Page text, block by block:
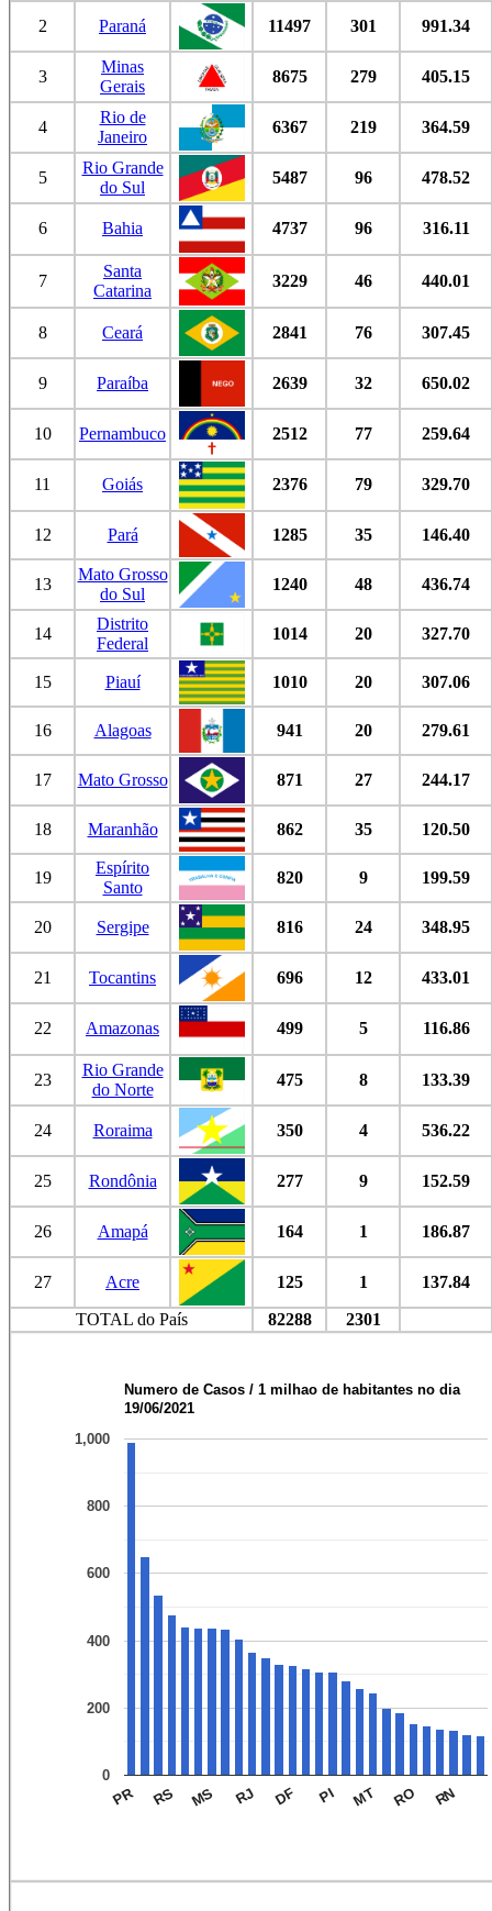
2 Paraná 11497 301 991.34
3
Minas
Gerais
8675 279 405.15
4
Rio de
Janeiro
6367 219 364.59
5
Rio Grande
do Sul
5487 96 478.52
6 Bahia 4737 96 316.11
7
Santa
Catarina
3229 46 440.01
8 Ceará 2841 76 307.45
9 Paraíba 2639 32 650.02
10 Pernambuco 2512 77 259.64
11 Goiás 2376 79 329.70
12 Pará 1285 35 146.40
13
Mato Grosso
do Sul
1240 48 436.74
14
Distrito
Federal
1014 20 327.70
15 Piauí 1010 20 307.06
16 Alagoas 941 20 279.61
17 Mato Grosso 871 27 244.17
18 Maranhão 862 35 120.50
19
Espírito
Santo
820 9 199.59
20 Sergipe 816 24 348.95
21 Tocantins 696 12 433.01
22 Amazonas 499 5 116.86
23
Rio Grande
do Norte
475 8 133.39
24 Roraima 350 4 536.22
25 Rondônia 277 9 152.59
26 Amapá 164 1 186.87
27 Acre 125 1
137.84
TOTAL do País
82288 2301
Numero de Casos / 1 milhao de habitantes no dia
19/06/2021
PR RS MS RJ DF PI MT RO RN
0
200
400
600
800
1,000